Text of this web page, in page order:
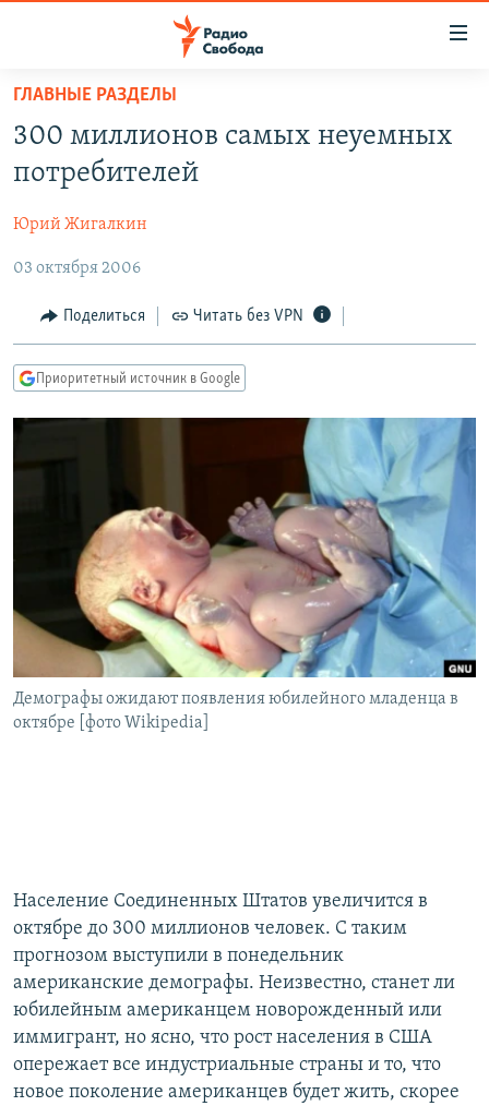
упрощенного
доступа
основному
Вернутся
главной
навигации
Вернутся
поиску
ПОДКАСТЫ
АВТОРСКИЕ ПРОЕКТЫ
ЦИТАТЫ СВОБОДЫ
МНЕНИЯ
КУЛЬТУРА
IDEL.РЕАЛИИ
КАВКАЗ.РЕАЛИИ
СИБИРЬ.РЕАЛИИ
РАСПИСАНИЕ ВЕЩАНИЯ
ПОДПИШИТЕСЬ НА РАССЫЛКУ
СОЦИАЛЬНЫЕ СЕТИ
ГЛАВНЫЕ РАЗДЕЛЫ
300 миллионов самых неуемных
потребителей
Юрий Жигалкин
03 октября 2006
Поделиться Читать без VPN
Приоритетный источник в Google
Демографы ожидают появления юбилейного младенца в
октябре [фото Wikipedia]
Население Соединенных Штатов увеличится в
октябре до 300 миллионов человек. С таким
прогнозом выступили в понедельник
американские демографы. Неизвестно, станет ли
юбилейным американцем новорожденный или
иммигрант, но ясно, что рост населения в США
опережает все индустриальные страны и то, что
новое поколение американцев будет жить, скорее